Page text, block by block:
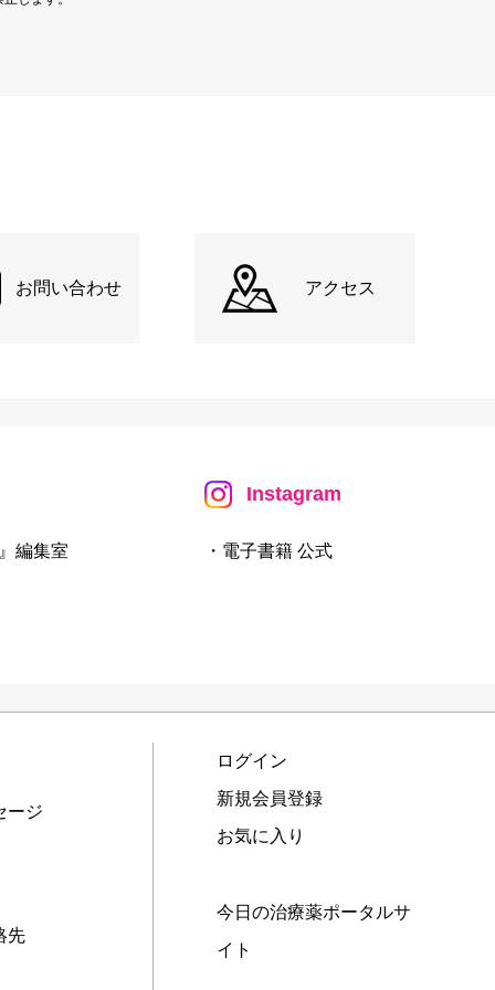
お問い合わせ アクセス
編集室
Instagram
・電子書籍 公式
ージ
先
ログイン
新規会員登録
お気に入り
今日の治療薬ポータルサ
イト